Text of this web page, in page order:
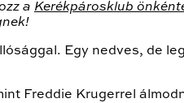
a Kerékpárosklub
Egy nedves, de
Freddie Krugerrel